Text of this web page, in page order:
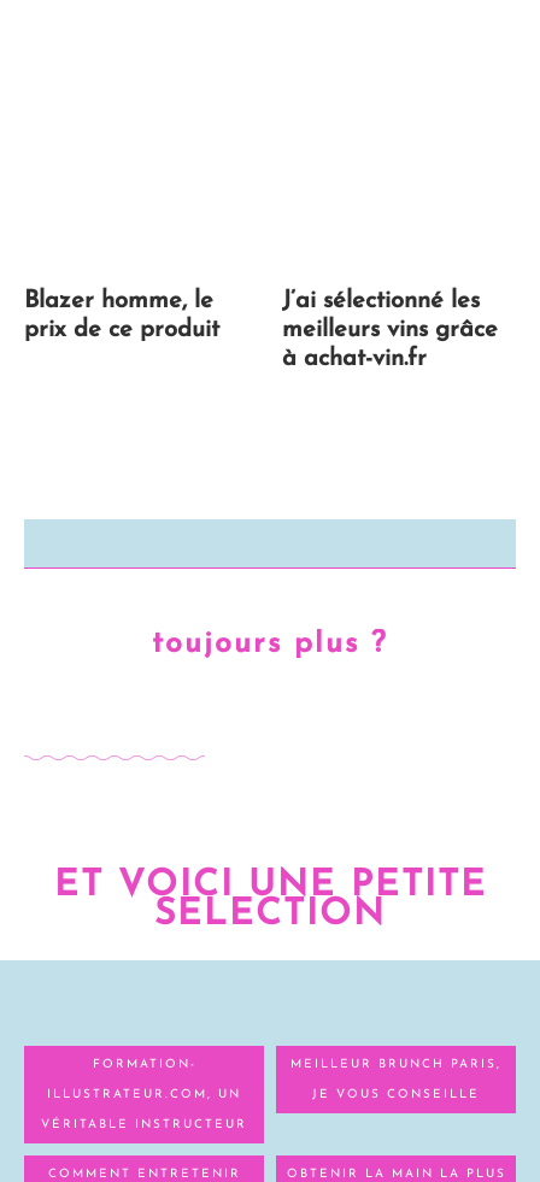
Blazer homme, le
prix de ce produit
J’ai sélectionné les
meilleurs vins grâce
à achat-vin.fr
toujours plus ?
ET VOICI UNE PETITE
SELECTION
FORMATION-
ILLUSTRATEUR.COM, UN
VÉRITABLE INSTRUCTEUR
MEILLEUR BRUNCH PARIS,
JE VOUS CONSEILLE
COMMENT ENTRETENIR OBTENIR LA MAIN LA PLUS